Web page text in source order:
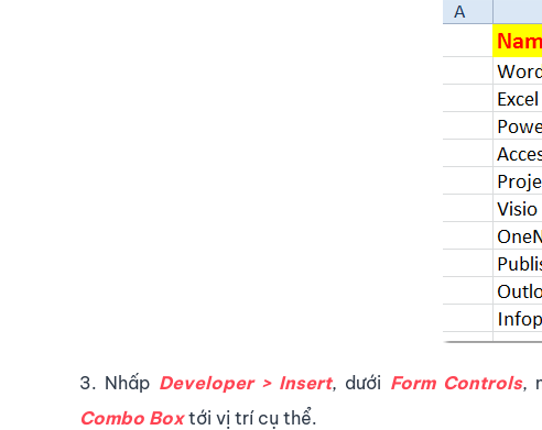
3. Nhấp Developer > Insert, dưới Form Controls,
Combo Boxtới vị trí cụ thể.